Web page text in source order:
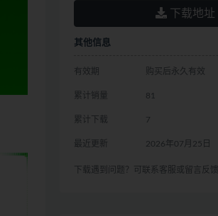
下载地址
其他信息
有效期 购买后永久有效
累计销量 81
累计下载 7
最近更新 2026年07月25日
下载遇到问题？可联系客服或留言反馈